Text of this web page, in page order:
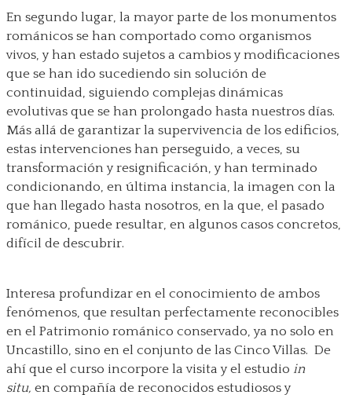
En segundo lugar, la mayor parte de los monumentos
románicos se han comportado como organismos
vivos, y han estado sujetos a cambios y modificaciones
que se han ido sucediendo sin solución de
continuidad, siguiendo complejas dinámicas
evolutivas que se han prolongado hasta nuestros días.
Más allá de garantizar la supervivencia de los edificios,
estas intervenciones han perseguido, a veces, su
transformación y resignificación, y han terminado
condicionando, en última instancia, la imagen con la
que han llegado hasta nosotros, en la que, el pasado
románico, puede resultar, en algunos casos concretos,
difícil de descubrir.
Interesa profundizar en el conocimiento de ambos
fenómenos, que resultan perfectamente reconocibles
en el Patrimonio románico conservado, ya no solo en
Uncastillo, sino en el conjunto de las Cinco Villas. De
ahí que el curso incorpore la visita y el estudio in
situ, en compañía de reconocidos estudiosos y